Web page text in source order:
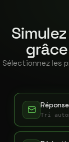
Sélectionnez les
Tri